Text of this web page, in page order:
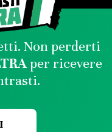
Non perderti
per ricevere